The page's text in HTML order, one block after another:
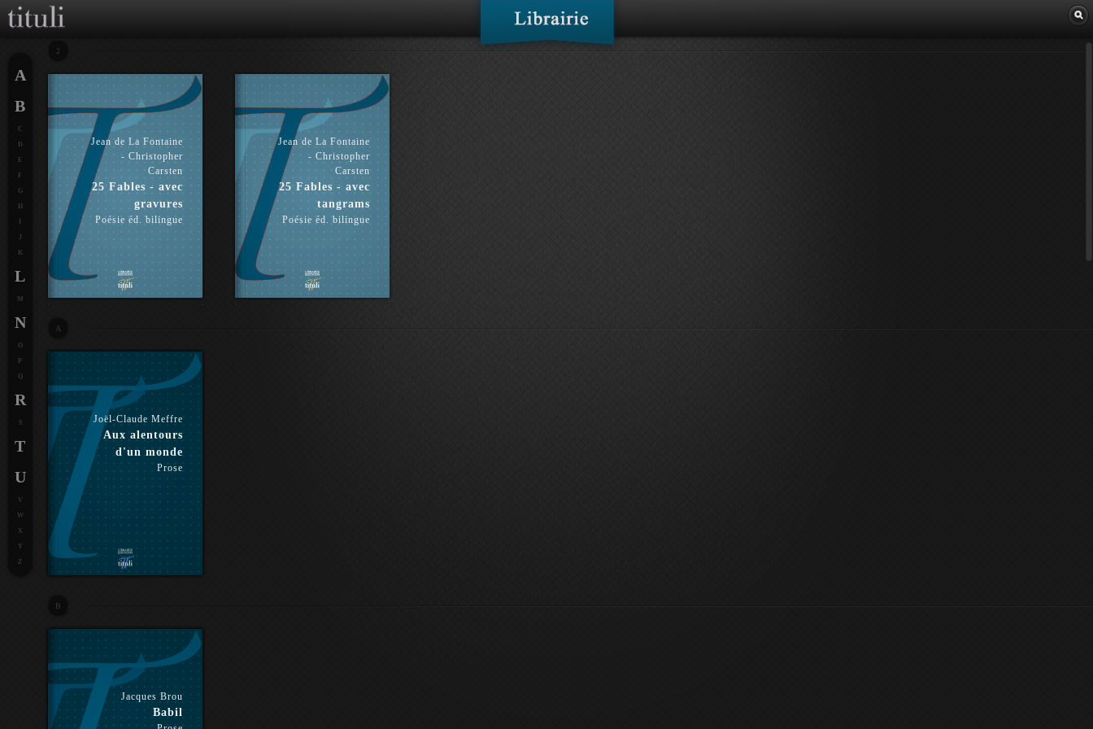
2
Jean de La Fontaine
- Christopher
Carsten
25 Fables - avec
gravures
Poésie éd. bilingue
Jean de La Fontaine
- Christopher
Carsten
25 Fables - avec
tangrams
Poésie éd. bilingue
A
Joël-Claude Meffre
Aux alentours
d'un monde
Prose
B
Jacques Brou
Babil
A
B
C
D
E
F
G
J
K
L
M
N
O
P
Q
R
S
T
U
V
W
X
Y
Z